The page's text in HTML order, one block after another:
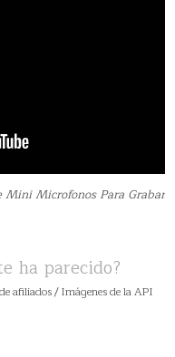
Mini Microfonos Para Grabar
ha parecido?
afiliados / Imágenes de la API